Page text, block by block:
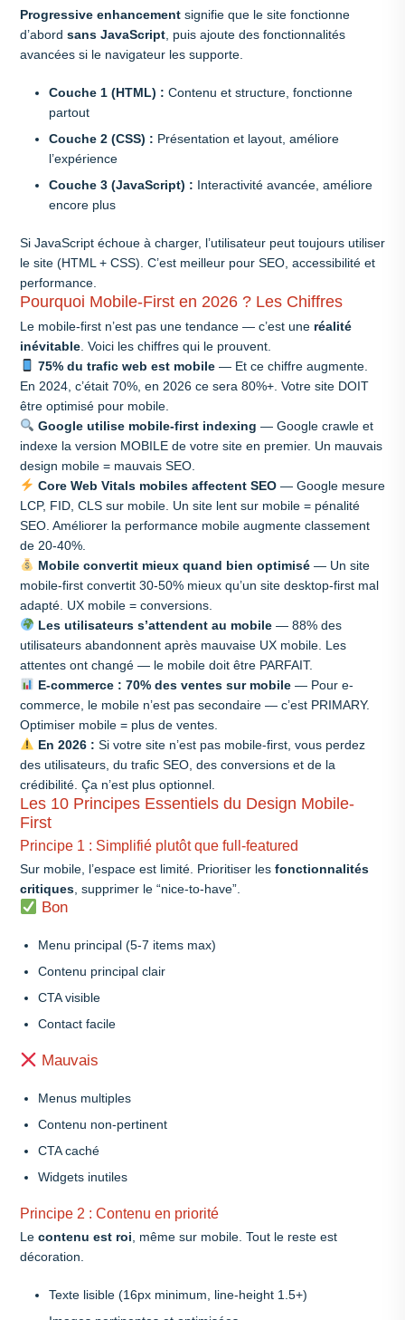
Progressive enhancement signifie que le site fonctionne
d’abord sans JavaScript , puis ajoute des fonctionnalités
avancées si le navigateur les supporte.
Couche 1 (HTML) : Contenu et structure, fonctionne
partout
Couche 2 (CSS) : Présentation et layout, améliore
l’expérience
Couche 3 (JavaScript) : Interactivité avancée, améliore
encore plus
Si JavaScript échoue à charger, l’utilisateur peut toujours utiliser
le site (HTML + CSS). C’est meilleur pour SEO, accessibilité et
performance.
Pourquoi Mobile-First en 2026 ? Les Chiffres
Le mobile-first n’est pas une tendance — c’est une réalité
inévitable . Voici les chiffres qui le prouvent.
75% du trafic web est mobile— Et ce chiffre augmente.
En 2024, c’était 70%, en 2026 ce sera 80%+. Votre site DOIT
être optimisé pour mobile.
Google utilise mobile-first indexing — Google crawle et
indexe la version MOBILE de votre site en premier. Un mauvais
design mobile = mauvais SEO.
Core Web Vitals mobiles affectent SEO— Google mesure
LCP, FID, CLS sur mobile. Un site lent sur mobile = pénalité
SEO. Améliorer la performance mobile augmente classement
de 20-40%.
Mobile convertit mieux quand bien optimisé— Un site
mobile-first convertit 30-50% mieux qu’un site desktop-first mal
adapté. UX mobile = conversions.
Les utilisateurs s’attendent au mobile— 88% des
utilisateurs abandonnent après mauvaise UX mobile. Les
attentes ont changé — le mobile doit être PARFAIT.
E-commerce : 70% des ventes sur mobile— Pour e-
commerce, le mobile n’est pas secondaire — c’est PRIMARY.
Optimiser mobile = plus de ventes.
En 2026 : Si votre site n’est pas mobile-first, vous perdez
des utilisateurs, du trafic SEO, des conversions et de la
crédibilité. Ça n’est plus optionnel.
Les 10 Principes Essentiels du Design Mobile-
First
Principe 1 : Simplifié plutôt que full-featured
Sur mobile, l’espace est limité. Prioritiser les fonctionnalités
critiques , supprimer le “nice-to-have”.
Bon
Menu principal (5-7 items max)
Contenu principal clair
CTA visible
Contact facile
Mauvais
Menus multiples
Contenu non-pertinent
CTA caché
Widgets inutiles
Principe 2 : Contenu en priorité
Le contenu est roi , même sur mobile. Tout le reste est
décoration.
Texte lisible (16px minimum, line-height 1.5+)